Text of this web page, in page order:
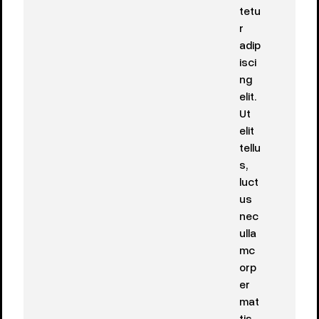
tetu
r
adip
isci
ng
elit.
Ut
elit
tellu
s,
luct
us
nec
ulla
mc
orp
er
mat